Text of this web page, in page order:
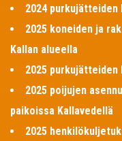
2024
2025 koneiden ja
Kallan alueella
2025
2025 poijujen
paikoissa Kallavedellä
2025